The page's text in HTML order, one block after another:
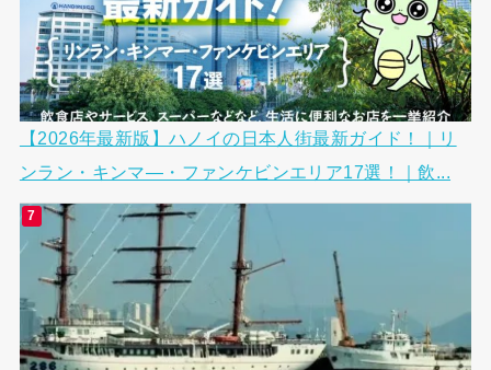
【2026年最新版】ハノイの日本人街最新ガイド！｜リ
ンラン・キンマ―・ファンケビンエリア17選！｜飲...